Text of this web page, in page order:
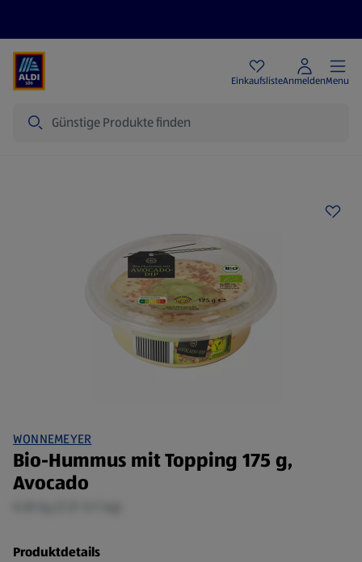
EinkaufslisteAnmeldenMenu
WONNEMEYER
Bio-Hummus mit Topping 175 g,
Avocado
Produktdetails